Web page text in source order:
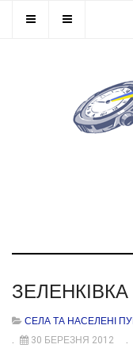
ЗЕЛЕНКІВКА
СЕЛА ТА НАСЕЛЕНІ
30 БЕРЕЗНЯ 2012